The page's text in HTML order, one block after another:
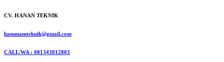
CV. HANAN TEKNIK
hammamteknik@gmail.com
CALL/WA : 081343812803